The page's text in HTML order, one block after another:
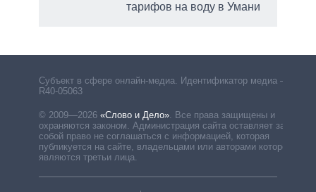
тарифов на воду в Умани
Субъект в сфере онлайн-медиа. Идентификатор медиа –
R40-05063
© 2009—2026 «Слово и Дело». Все права защищены и
охраняются законом. Администрация сайта оставляет за
собой право не соглашаться с информацией, которая
публикуется на сайте, владельцами или авторами которой
являются третьи лица.